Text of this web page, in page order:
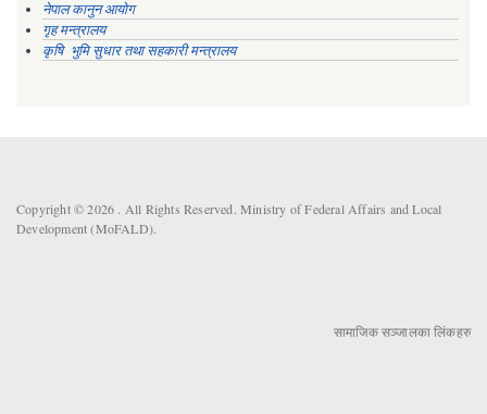
नेपाल कानुन आयोग
गृह मन्त्रालय
कृषि भुमि सुधार तथा सहकारी मन्त्रालय
Copyright © 2026 . All Rights Reserved. Ministry of Federal Affairs and Local
Development (MoFALD).
सामाजिक सञ्जालका लिंकहरु